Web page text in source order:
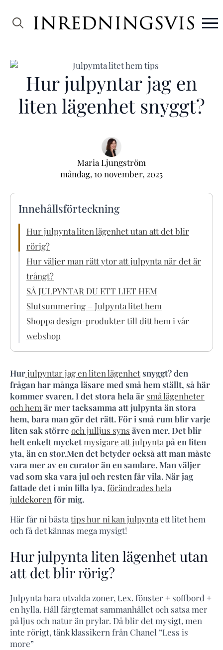
Hur julpyntar jag en
liten lägenhet snyggt?
Maria Ljungström
måndag, 10 november, 2025
Innehållsförteckning
Hur julpynta liten lägenhet utan att det blir
rörig?
Hur väljer man rätt ytor att julpynta när det är
trångt?
SÅ JULPYNTAR DU ETT LIET HEM
Slutsummering – Julpynta litet hem
Shoppa design-produkter till ditt hem i vår
webshop
Hurjulpyntar jag en liten lägenhetsnyggt? den
frågan har många läsare med små hem ställt, så här
kommer svaren. I det stora hela är små lägenheter
och hem är mer tacksamma att julpynta än stora
hem, bara man gör det rätt. För i små rum blir varje
liten sak större och julljus syns även mer. Det blir
helt enkelt mycketmysigare att julpynta på en liten
yta, än en stor.Men det betyder också att man måste
vara mer av en curator än en samlare. Man väljer
vad som ska vara jul och resten får vila. När jag
fattade det i min lilla lya, förändrades hela
juldekoren för mig.
Här får ni bästa tips hur ni kan julpynta ett litet hem
och få det kännas mega mysigt!
Hur julpynta liten lägenhet utan
att det blir rörig?
Julpynta bara utvalda zoner, t.ex. fönster + soffbord +
en hylla. Håll färgtemat sammanhållet och satsa mer
på ljus och natur än prylar. Då blir det mysigt, men
inte rörigt, tänk klassikern från Chanel ”Less is
more”